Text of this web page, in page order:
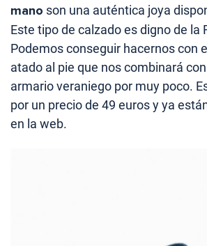
mano son una auténtica joya
Este tipo de calzado es digno de la
Podemos conseguir hacernos con
atado al pie que nos combinará
armario veraniego por muy poco.
por un precio de 49 euros y ya
en la web.